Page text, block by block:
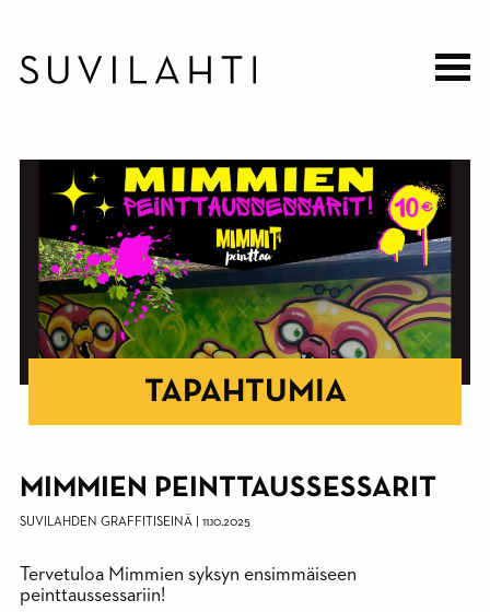
TAPAHTUMIA
MIMMIEN PEINTTAUSSESSARIT
SUVILAHDEN GRAFFITISEINÄ 11.10.2025
Tervetuloa Mimmien syksyn ensimmäiseen
peinttaussessariin!